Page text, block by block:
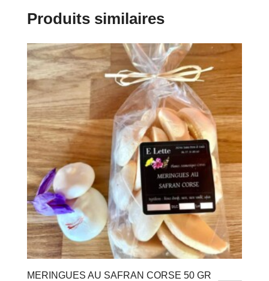
Produits similaires
MERINGUES AU SAFRAN CORSE 50 GR